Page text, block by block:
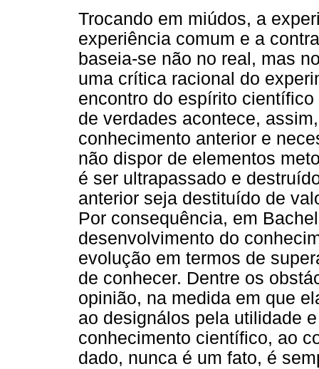
Trocando em miúdos, a
experiência comum e a
baseia-se não no real, mas
uma crítica racional do
encontro do espírito
de verdades acontece,
conhecimento anterior e
não dispor de elementos
é ser ultrapassado e
anterior seja destituído de
Por consequência, em
desenvolvimento do
evolução em termos de
de conhecer. Dentre os
opinião, na medida em que
ao designálos pela utilidade
conhecimento científico, ao
dado, nunca é um fato, é